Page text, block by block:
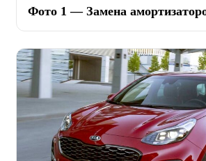
Фото 1 — Замена